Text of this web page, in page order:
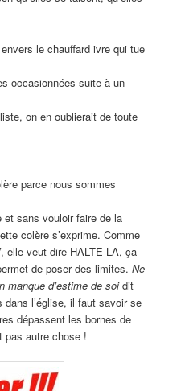
le chauffard ivre qui tue
occasionnées suite à un
on en oublierait de toute
parce nous sommes
sans vouloir faire de la
colère s’exprime. Comme
elle veut dire HALTE-LA, ça
de poser des limites.Ne
manque d’estime de soidit
dans l’église, il faut savoir se
dépassent les bornes de
pas autre chose !